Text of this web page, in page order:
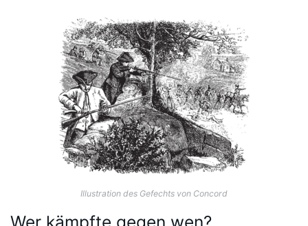
Illustration des Gefechts von Concord
Wer kämpfte gegen wen?